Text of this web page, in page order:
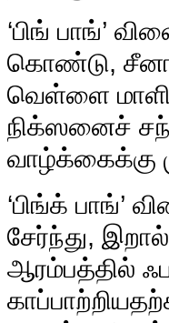
‘பிங் பாங்’
கொண்டு,
வெள்ளை
நிக்ஸனைச்
வாழ்க்கைக்கு
‘பிங்க் பாங்’
சேர்ந்து,
ஆரம்பத்தில்